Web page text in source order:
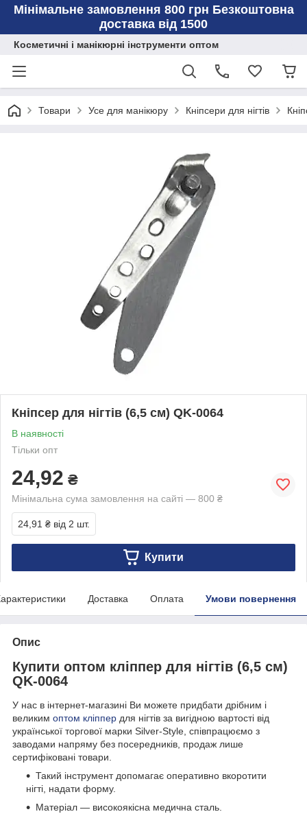
Мінімальне замовлення 800 грн Безкоштовна
доставка від 1500
Косметичні і манікюрні інструменти оптом
Товари Усе для манікюру Кніпсери для нігтів
Кніпсер для нігтів (6,5 см) QK-0064
В наявності
Тільки опт
24,92 ₴
Мінімальна сума замовлення на сайті — 800 ₴
24,91 ₴ від 2 шт.
Купити
Доставка Оплата Умови повернення
Опис
Купити оптом кліппер для нігтів (6,5 см)
QK-0064
У нас в інтернет-магазині Ви можете придбати дрібним і
великим оптом кліппер для нігтів за вигідною вартості від
української торгової марки Silver-Style, співпрацюємо з
заводами напряму без посередників, продаж лише
сертифіковані товари.
Такий інструмент допомагає оперативно вкоротити
нігті, надати форму.
Матеріал — високоякісна медична сталь.